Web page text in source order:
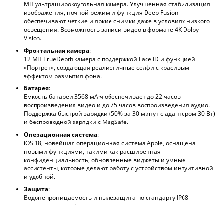
МП ультраширокоугольная камера. Улучшенная стабилизация
изображения, ночной режим и функция Deep Fusion
обеспечивают четкие и яркие снимки даже в условиях низкого
освещения. Возможность записи видео в формате 4K Dolby
Vision.
Фронтальная камера:
12 МП TrueDepth камера с поддержкой Face ID и функцией
«Портрет», создающая реалистичные селфи с красивым
эффектом размытия фона.
Батарея:
Емкость батареи 3568 мА·ч обеспечивает до 22 часов
воспроизведения видео и до 75 часов воспроизведения аудио.
Поддержка быстрой зарядки (50% за 30 минут с адаптером 30 Вт)
и беспроводной зарядки с MagSafe.
Операционная система:
iOS 18, новейшая операционная система Apple, оснащена
новыми функциями, такими как расширенная
конфиденциальность, обновленные виджеты и умные
ассистенты, которые делают работу с устройством интуитивной
и удобной.
Защита:
Водонепроницаемость и пылезащита по стандарту IP68